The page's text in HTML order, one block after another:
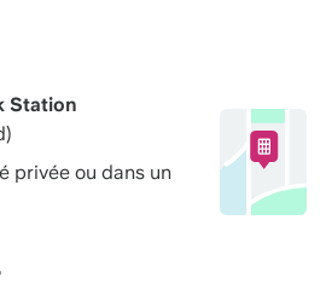
Station
privée ou dans un